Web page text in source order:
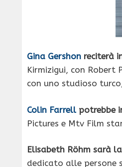
Gina Gershon reciterà
Kirmizigui, con
con uno studioso
Colin Farrell potrebbe
Pictures e Mtv Film
Elisabeth Röhm sarà
dedicato alle persone